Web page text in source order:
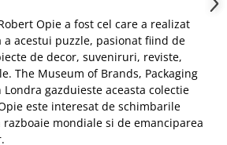
Opie a fost cel care a realizat
a acestui puzzle, pasionat fiind de
de decor, suveniruri, reviste,
The Museum of Brands, Packaging
gazduieste aceasta colectie
este interesat de schimbarile
mondiale si de emanciparea